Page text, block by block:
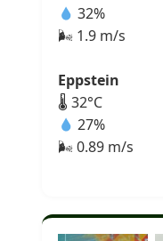
32%
🌬 1.9 m/s
Eppstein
🌡 32°C
27%
🌬 0.89 m/s